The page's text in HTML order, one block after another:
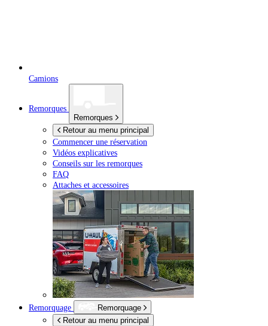
Camions
Remorques
Remorques
Retour au menu principal
Commencer une réservation
Vidéos explicatives
Conseils sur les remorques
FAQ
Attaches et accessoires
Remorquage
Remorquage
Retour au menu principal